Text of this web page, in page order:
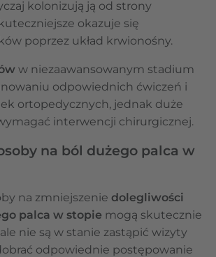
kolonizują ją od strony
okazuje się
poprzez układ krwionośny.
w niezaawansowanym stadium
odpowiednich ćwiczeń i
ortopedycznych, jednak duże
interwencji chirurgicznej.
na ból dużego palca w
na zmniejszenie dolegliwości
palca w stopie mogą skutecznie
nie są w stanie zastąpić wizyty
odpowiednie postępowanie